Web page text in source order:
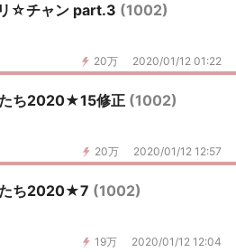
リ☆チャン part.3 (1002)
20万 2020/01/12 01:22
ち2020★15修正 (1002)
20万 2020/01/12 12:57
たち2020★7 (1002)
19万 2020/01/12 12:04